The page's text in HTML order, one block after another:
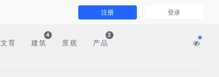
注册 登录
文育 建筑
4
景观 产品
2